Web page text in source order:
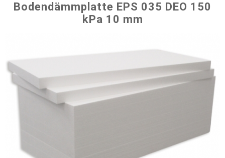
Bodendämmplatte EPS 035 DEO 150
kPa 10 mm